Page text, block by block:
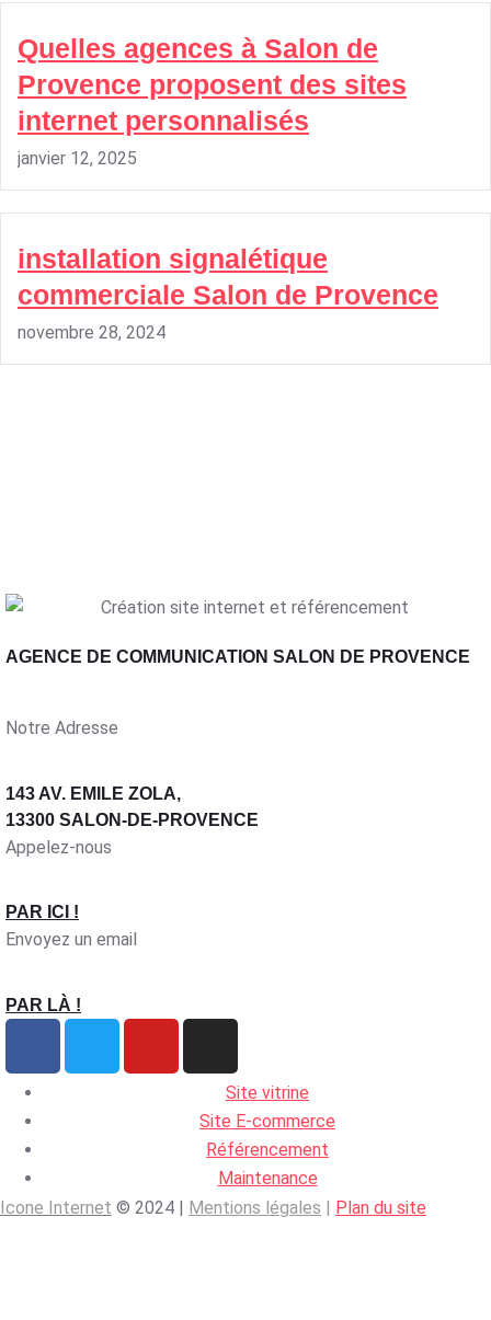
Quelles agences à Salon de
Provence proposent des sites
internet personnalisés
janvier 12, 2025
installation signalétique
commerciale Salon de Provence
novembre 28, 2024
AGENCE DE COMMUNICATION SALON DE PROVENCE
Notre Adresse
143 AV. EMILE ZOLA,
13300 SALON-DE-PROVENCE
Appelez-nous
PAR ICI !
Envoyez un email
PAR LÀ !
Site vitrine
Site E-commerce
Référencement
Maintenance
Icone Internet © 2024 | Mentions légales | Plan du site